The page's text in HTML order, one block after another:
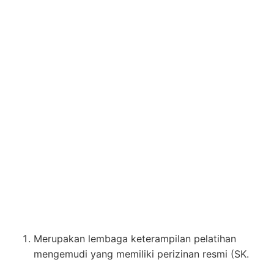
Merupakan lembaga keterampilan pelatihan
mengemudi yang memiliki perizinan resmi (SK.